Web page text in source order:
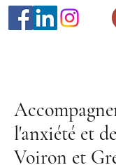
l'anxiété et
Voiron et